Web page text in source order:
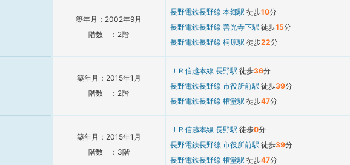
築年月：2002年9月
階数 ：2階
長野電鉄長野線 本郷駅 徒歩10分
長野電鉄長野線 善光寺下駅 徒歩15分
長野電鉄長野線 桐原駅 徒歩22分
築年月：2015年1月
階数 ：2階
ＪＲ信越本線 長野駅 徒歩36分
長野電鉄長野線 市役所前駅 徒歩39分
長野電鉄長野線 権堂駅 徒歩47分
築年月：2015年1月
階数 ：3階
ＪＲ信越本線 長野駅 徒歩0分
長野電鉄長野線 市役所前駅 徒歩39分
長野電鉄長野線 権堂駅 徒歩47分